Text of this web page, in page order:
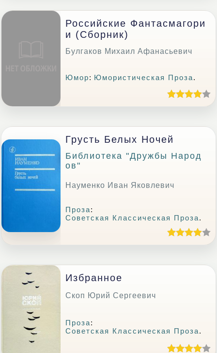
Российские Фантасмагори
И (сборник)
Булгаков Михаил Афанасьевич
Юмор: Юмористическая Проза.
Грусть Белых Ночей
Библиотека "Дружбы Народ
Ов"
Науменко Иван Яковлевич
Проза:
Советская Классическая Проза.
Избранное
Скоп Юрий Сергеевич
Проза:
Советская Классическая Проза.